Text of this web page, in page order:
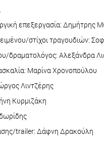
επεξεργασία: Δημήτρης
στίχοι τραγουδιών:
δραματολόγος: Αλεξάνδρα
Μαρίνα Χρονοπούλου
Λιντζέρης
Κυρμιζάκη
trailer: Δάφνη Δρακούλη